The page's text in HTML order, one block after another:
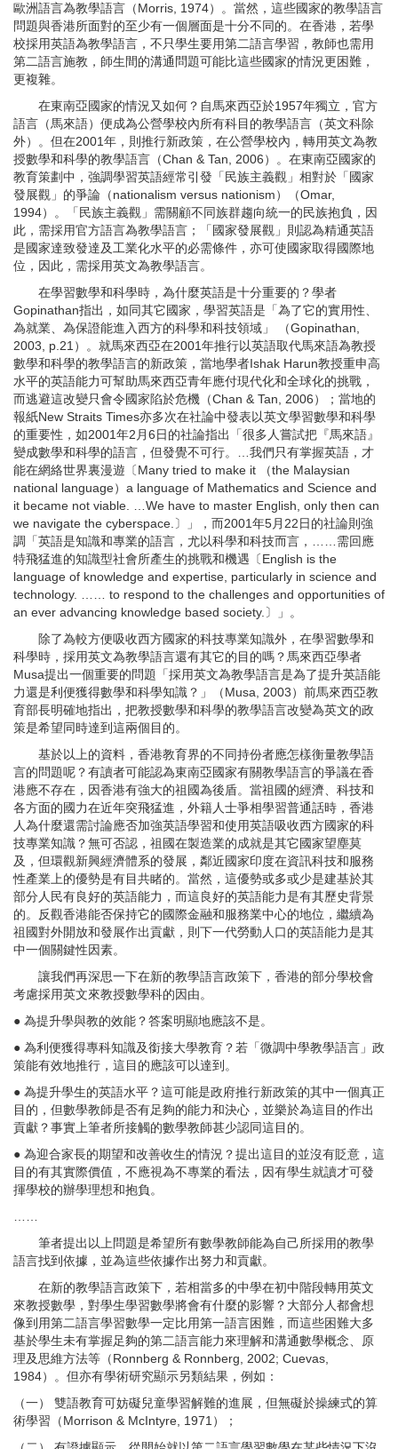
歐洲語言為教學語言（Morris, 1974）。當然，這些國家的教學語言
問題與香港所面對的至少有一個層面是十分不同的。在香港，若學
校採用英語為教學語言，不只學生要用第二語言學習，教師也需用
第二語言施教，師生間的溝通問題可能比這些國家的情況更困難，
更複雜。
在東南亞國家的情況又如何？自馬來西亞於1957年獨立，官方
語言（馬來語）便成為公營學校內所有科目的教學語言（英文科除
外）。但在2001年，則推行新政策，在公營學校內，轉用英文為教
授數學和科學的教學語言（Chan & Tan, 2006）。在東南亞國家的
教育策劃中，強調學習英語經常引發「民族主義觀」相對於「國家
發展觀」的爭論（nationalism versus nationism）（Omar,
1994）。「民族主義觀」需關顧不同族群趨向統一的民族抱負，因
此，需採用官方語言為教學語言；「國家發展觀」則認為精通英語
是國家達致發達及工業化水平的必需條件，亦可使國家取得國際地
位，因此，需採用英文為教學語言。
在學習數學和科學時，為什麼英語是十分重要的？學者
Gopinathan指出，如同其它國家，學習英語是「為了它的實用性、
為就業、為保證能進入西方的科學和科技領域」 （Gopinathan,
2003, p.21）。就馬來西亞在2001年推行以英語取代馬來語為教授
數學和科學的教學語言的新政策，當地學者Ishak Harun教授重申高
水平的英語能力可幫助馬來西亞青年應付現代化和全球化的挑戰，
而逃避這改變只會令國家陷於危機（Chan & Tan, 2006）；當地的
報紙New Straits Times亦多次在社論中發表以英文學習數學和科學
的重要性，如2001年2月6日的社論指出「很多人嘗試把『馬來語』
變成數學和科學的語言，但發覺不可行。…我們只有掌握英語，才
能在網絡世界裏漫遊〔Many tried to make it （the Malaysian
national language）a language of Mathematics and Science and
it became not viable. …We have to master English, only then can
we navigate the cyberspace.〕」，而2001年5月22日的社論則強
調「英語是知識和專業的語言，尤以科學和科技而言，……需回應
特飛猛進的知識型社會所產生的挑戰和機遇〔English is the
language of knowledge and expertise, particularly in science and
technology. …… to respond to the challenges and opportunities of
an ever advancing knowledge based society.〕」。
除了為較方便吸收西方國家的科技專業知識外，在學習數學和
科學時，採用英文為教學語言還有其它的目的嗎？馬來西亞學者
Musa提出一個重要的問題「採用英文為教學語言是為了提升英語能
力還是利便獲得數學和科學知識？」（Musa, 2003）前馬來西亞教
育部長明確地指出，把教授數學和科學的教學語言改變為英文的政
策是希望同時達到這兩個目的。
基於以上的資料，香港教育界的不同持份者應怎樣衡量教學語
言的問題呢？有讀者可能認為東南亞國家有關教學語言的爭議在香
港應不存在，因香港有強大的祖國為後盾。當祖國的經濟、科技和
各方面的國力在近年突飛猛進，外籍人士爭相學習普通話時，香港
人為什麼還需討論應否加強英語學習和使用英語吸收西方國家的科
技專業知識？無可否認，祖國在製造業的成就是其它國家望塵莫
及，但環觀新興經濟體系的發展，鄰近國家印度在資訊科技和服務
性產業上的優勢是有目共睹的。當然，這優勢或多或少是建基於其
部分人民有良好的英語能力，而這良好的英語能力是有其歷史背景
的。反觀香港能否保持它的國際金融和服務業中心的地位，繼續為
祖國對外開放和發展作出貢獻，則下一代勞動人口的英語能力是其
中一個關鍵性因素。
讓我們再深思一下在新的教學語言政策下，香港的部分學校會
考慮採用英文來教授數學科的因由。
● 為提升學與教的效能？答案明顯地應該不是。
● 為利便獲得專科知識及銜接大學教育？若「微調中學教學語言」政
策能有效地推行，這目的應該可以達到。
● 為提升學生的英語水平？這可能是政府推行新政策的其中一個真正
目的，但數學教師是否有足夠的能力和決心，並樂於為這目的作出
貢獻？事實上筆者所接觸的數學教師甚少認同這目的。
● 為迎合家長的期望和改善收生的情況？提出這目的並沒有貶意，這
目的有其實際價值，不應視為不專業的看法，因有學生就讀才可發
揮學校的辦學理想和抱負。
筆者提出以上問題是希望所有數學教師能為自己所採用的教學
語言找到依據，並為這些依據作出努力和貢獻。
在新的教學語言政策下，若相當多的中學在初中階段轉用英文
來教授數學，對學生學習數學將會有什麼的影響？大部分人都會想
像到用第二語言學習數學一定比用第一語言困難，而這些困難大多
基於學生未有掌握足夠的第二語言能力來理解和溝通數學概念、原
理及思維方法等（Ronnberg & Ronnberg, 2002; Cuevas,
1984）。但亦有學術研究顯示另類結果，例如：
（一） 雙語教育可妨礙兒童學習解難的進展，但無礙於操練式的算
術學習（Morrison & McIntyre, 1971）；